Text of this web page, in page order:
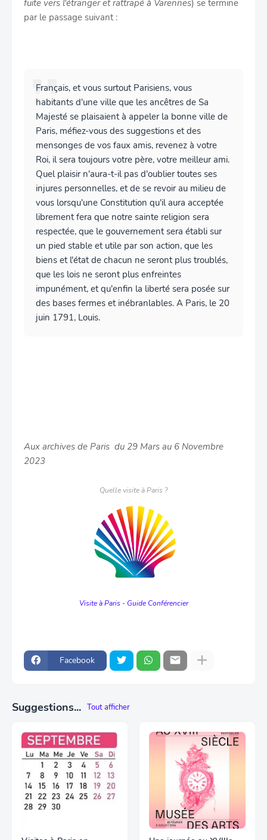
fuite vers l'étranger et rattrapé à Varennes) se termine
par le passage suivant :
Français, et vous surtout Parisiens, vous
habitants d'une ville que les ancêtres de Sa
Majesté se plaisaient à appeler la bonne ville de
Paris, méfiez-vous des suggestions et des
mensonges de vos faux amis, revenez à votre
Roi, il sera toujours votre père, votre meilleur ami.
Quel plaisir n'aura-t-il pas d'oublier toutes ses
injures personnelles, et de se revoir au milieu de
vous lorsqu'une Constitution qu'il aura acceptée
librement fera que notre sainte religion sera
respectée, que le gouvernement sera établi sur
un pied stable et utile par son action, que les
biens et l'état de chacun ne seront plus troublés,
que les lois ne seront plus enfreintes
impunément, et qu'enfin la liberté sera posée sur
des bases fermes et inébranlables. A Paris, le 20
juin 1791, Louis.
Aux archives de Paris du 29 Mars au 6 Novembre
2023
Quelle visite à Paris ?
Visite à Paris - Guide Conférencier
Facebook
Suggestions... Tout afficher